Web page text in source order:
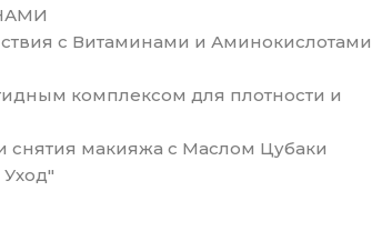
с Витаминами и Аминокислотами
комплексом для плотности и
макияжа с Маслом Цубаки